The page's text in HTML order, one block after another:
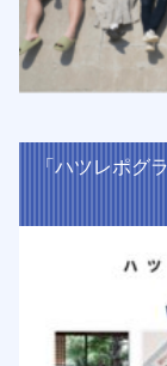
「ハツレポグ